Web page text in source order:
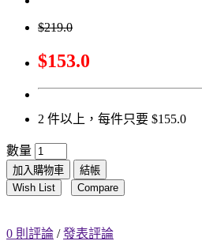
$219.0
$153.0
2 件以上，每件只要 $155.0
數量
加入購物車
結帳
Wish List
Compare
0 則評論 /發表評論